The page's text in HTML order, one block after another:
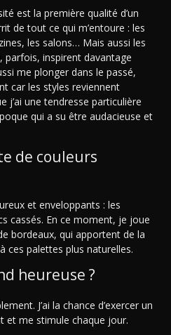
est la première qualité d’un
de tout ce qui m’entoure : les
les salons… Mais aussi les
parfois, inspirent davantage
me plonger dans le passé,
car les styles reviennent
j’ai une tendresse particulière
qui a su être audacieuse et
de couleurs
et enveloppants : les
cassés. En ce moment, je joue
bordeaux, qui apportent de la
ces palettes plus naturelles.
heureuse ?
J’ai la chance d’exercer un
et me stimule chaque jour.